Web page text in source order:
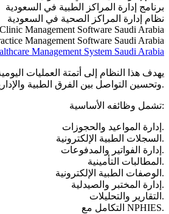
برنامج إدارة المراكز الطبية في السعودية
نظام إدارة المراكز الصحية في السعودية
Clinic Management Software Saudi Arabia
Management Software Saudi Arabia
Management System Saudi Arabia
يهدف هذا النظام إلى أتمتة العمليات
وتحسين التواصل بين الفرق الطبية والإدارية.
تشمل وظائفه الأساسية:
إدارة المواعيد والحجوزات.
السجلات الطبية الإلكترونية.
إدارة الفواتير والمدفوعات.
المطالبات التأمينية.
الوصفات الطبية الإلكترونية.
إدارة المختبر والصيدلية.
التقارير والتحليلات.
التكامل مع NPHIES.